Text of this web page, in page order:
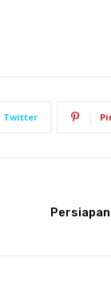
Twitter